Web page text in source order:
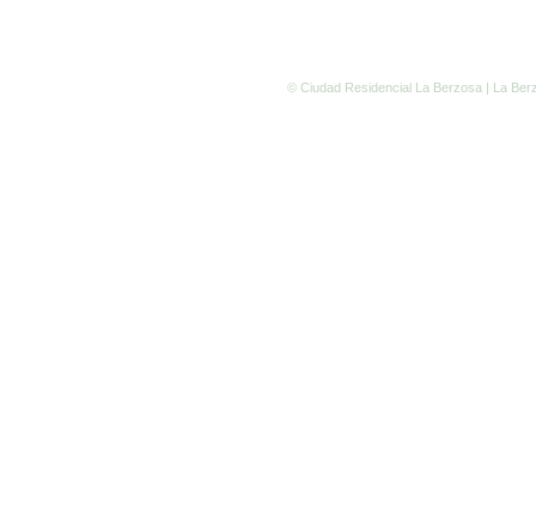
© Ciudad Residencial La Berzosa | La